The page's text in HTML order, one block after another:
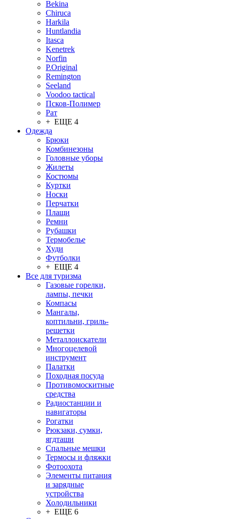
Bekina
Chiruсa
Harkila
Huntlandia
Itasca
Kenetrek
Norfin
P.Original
Remington
Seeland
Voodoo tactical
Псков-Полимер
Рат
+ ЕЩЕ 4
Одежда
Брюки
Комбинезоны
Головные уборы
Жилеты
Костюмы
Куртки
Носки
Перчатки
Плащи
Ремни
Рубашки
Термобелье
Худи
Футболки
+ ЕЩЕ 4
Все для туризма
Газовые горелки,
лампы, печки
Компасы
Мангалы,
коптильни, гриль-
решетки
Металлоискатели
Многоцелевой
инструмент
Палатки
Походная посуда
Противомоскитные
средства
Радиостанции и
навигаторы
Рогатки
Рюкзаки, сумки,
ягдташи
Спальные мешки
Термосы и фляжки
Фотоохота
Элементы питания
и зарядные
устройства
Холодильники
+ ЕЩЕ 6